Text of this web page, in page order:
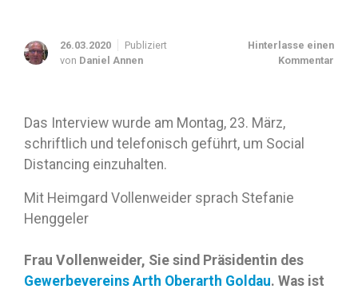
26.03.2020
Publiziert
von Daniel Annen
Hinterlasse einen
Kommentar
Das Interview wurde am Montag, 23. März,
schriftlich und telefonisch geführt, um Social
Distancing einzuhalten.
Mit Heimgard Vollenweider sprach Stefanie
Henggeler
Frau Vollenweider, Sie sind Präsidentin des
Gewerbevereins Arth Oberarth Goldau. Was ist